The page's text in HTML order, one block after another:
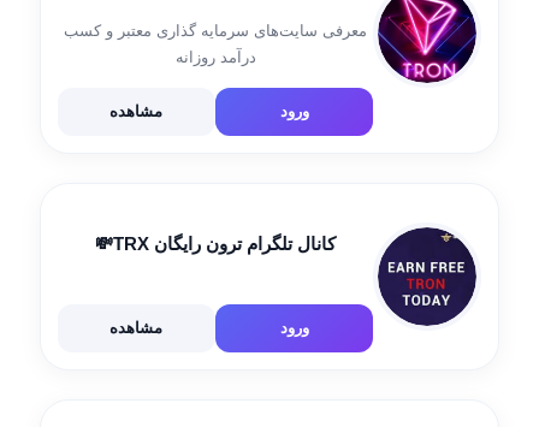
معرفی سایت‌های سرمایه گذاری معتبر و کسب
درآمد روزانه
ورود مشاهده
کانال تلگرام ترون رایگان TRX💸
ورود مشاهده